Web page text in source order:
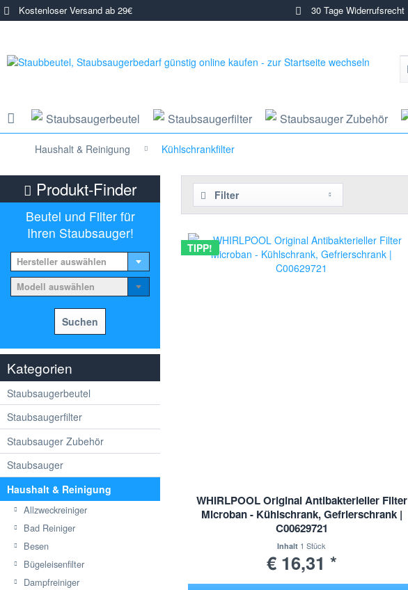
Kostenloser Versand ab 29€ 30 Tage Widerrufsrecht
Staubsaugerbeutel Staubsaugerfilter Staubsauger Zubehör
Haushalt & Reinigung Kühlschrankfilter
Produkt-Finder
Beutel und Filter für
Ihren Staubsauger!
Hersteller auswählen
Modell auswählen
Suchen
Kategorien
Staubsaugerbeutel
Staubsaugerfilter
Staubsauger Zubehör
Staubsauger
Haushalt & Reinigung
Allzweckreiniger
Bad Reiniger
Besen
Bügeleisenfilter
Dampfreiniger
Filter
TIPP!
WHIRLPOOL Original Antibakterieller Filter
Microban - Kühlschrank, Gefrierschrank |
C00629721
Inhalt 1 Stück
€ 16,31 *